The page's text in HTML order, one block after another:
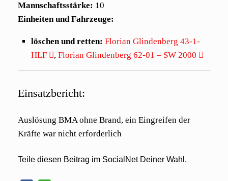
Mannschaftsstärke: 10
Einheiten und Fahrzeuge:
löschen und retten: Florian Glindenberg 43-1-
HLF
, Florian Glindenberg 62-01 – SW 2000
Einsatzbericht:
Auslösung BMA ohne Brand, ein Eingreifen der
Kräfte war nicht erforderlich
Teile diesen Beitrag im SocialNet Deiner Wahl.